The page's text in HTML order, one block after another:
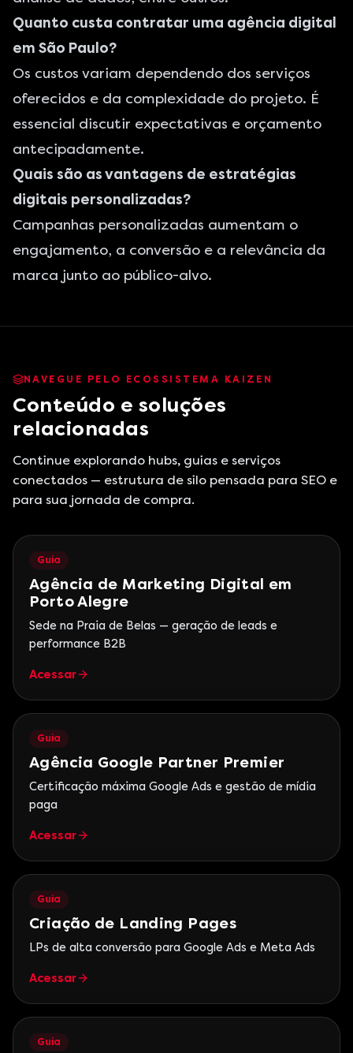
Quanto custa contratar uma agência digital
em São Paulo?
Os custos variam dependendo dos serviços
oferecidos e da complexidade do projeto. É
essencial discutir expectativas e orçamento
antecipadamente.
Quais são as vantagens de estratégias
digitais personalizadas?
Campanhas personalizadas aumentam o
engajamento, a conversão e a relevância da
marca junto ao público-alvo.
NAVEGUE PELO ECOSSISTEMA KAIZEN
Conteúdo e soluções
relacionadas
Continue explorando hubs, guias e serviços
conectados — estrutura de silo pensada para SEO e
para sua jornada de compra.
Guia
Agência de Marketing Digital em
Porto Alegre
Sede na Praia de Belas — geração de leads e
performance B2B
Acessar
Guia
Agência Google Partner Premier
Certificação máxima Google Ads e gestão de mídia
paga
Acessar
Guia
Criação de Landing Pages
LPs de alta conversão para Google Ads e Meta Ads
Acessar
Guia